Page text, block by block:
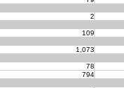
2
109
1,073
78
794